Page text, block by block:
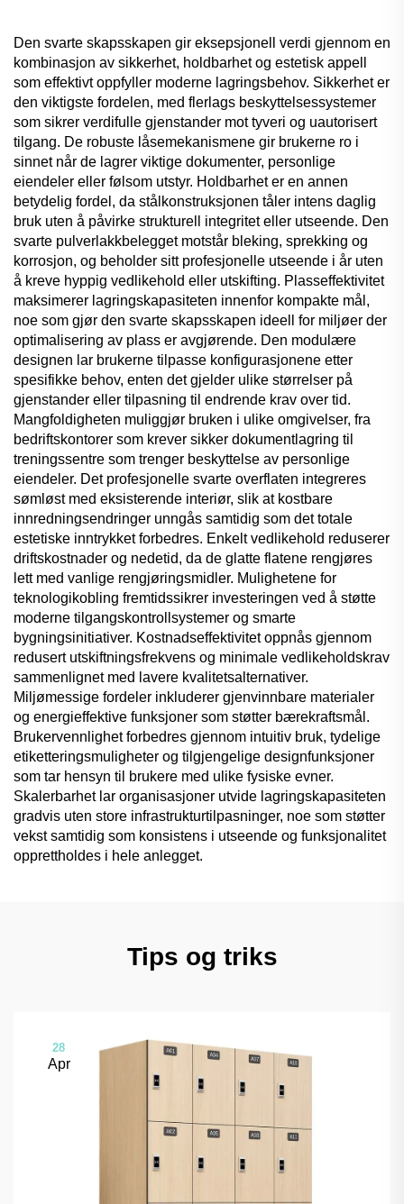
Den svarte skapsskapen gir eksepsjonell verdi gjennom en
kombinasjon av sikkerhet, holdbarhet og estetisk appell
som effektivt oppfyller moderne lagringsbehov. Sikkerhet er
den viktigste fordelen, med flerlags beskyttelsessystemer
som sikrer verdifulle gjenstander mot tyveri og uautorisert
tilgang. De robuste låsemekanismene gir brukerne ro i
sinnet når de lagrer viktige dokumenter, personlige
eiendeler eller følsom utstyr. Holdbarhet er en annen
betydelig fordel, da stålkonstruksjonen tåler intens daglig
bruk uten å påvirke strukturell integritet eller utseende. Den
svarte pulverlakkbelegget motstår bleking, sprekking og
korrosjon, og beholder sitt profesjonelle utseende i år uten
å kreve hyppig vedlikehold eller utskifting. Plasseffektivitet
maksimerer lagringskapasiteten innenfor kompakte mål,
noe som gjør den svarte skapsskapen ideell for miljøer der
optimalisering av plass er avgjørende. Den modulære
designen lar brukerne tilpasse konfigurasjonene etter
spesifikke behov, enten det gjelder ulike størrelser på
gjenstander eller tilpasning til endrende krav over tid.
Mangfoldigheten muliggjør bruken i ulike omgivelser, fra
bedriftskontorer som krever sikker dokumentlagring til
treningssentre som trenger beskyttelse av personlige
eiendeler. Det profesjonelle svarte overflaten integreres
sømløst med eksisterende interiør, slik at kostbare
innredningsendringer unngås samtidig som det totale
estetiske inntrykket forbedres. Enkelt vedlikehold reduserer
driftskostnader og nedetid, da de glatte flatene rengjøres
lett med vanlige rengjøringsmidler. Mulighetene for
teknologikobling fremtidssikrer investeringen ved å støtte
moderne tilgangskontrollsystemer og smarte
bygningsinitiativer. Kostnadseffektivitet oppnås gjennom
redusert utskiftningsfrekvens og minimale vedlikeholdskrav
sammenlignet med lavere kvalitetsalternativer.
Miljømessige fordeler inkluderer gjenvinnbare materialer
og energieffektive funksjoner som støtter bærekraftsmål.
Brukervennlighet forbedres gjennom intuitiv bruk, tydelige
etiketteringsmuligheter og tilgjengelige designfunksjoner
som tar hensyn til brukere med ulike fysiske evner.
Skalerbarhet lar organisasjoner utvide lagringskapasiteten
gradvis uten store infrastrukturtilpasninger, noe som støtter
vekst samtidig som konsistens i utseende og funksjonalitet
opprettholdes i hele anlegget.
Tips og triks
28
Apr